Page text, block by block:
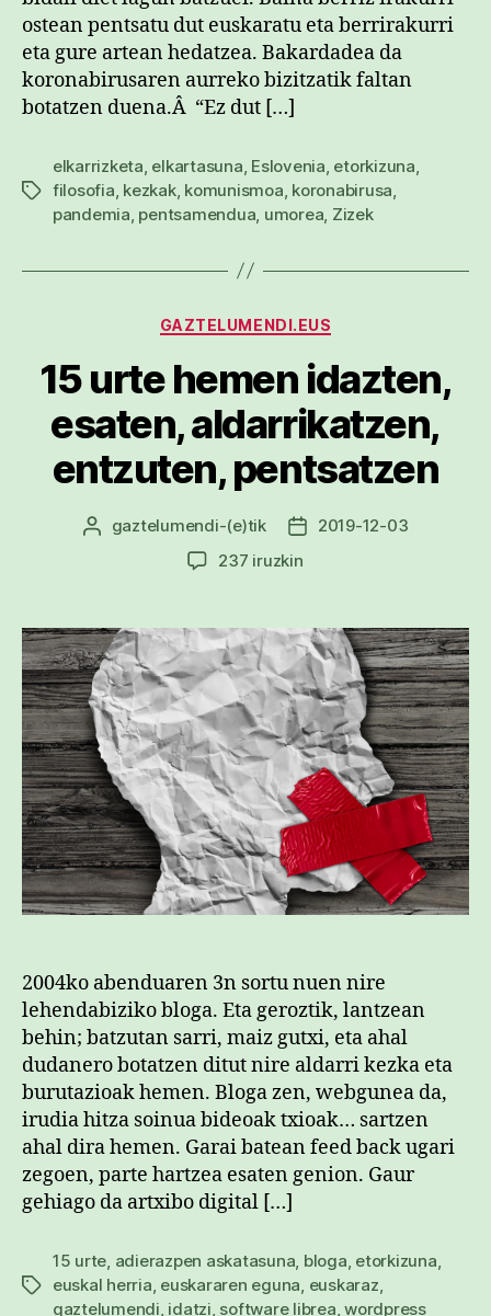
ostean pentsatu dut euskaratu eta berrirakurri
eta gure artean hedatzea. Bakardadea da
koronabirusaren aurreko bizitzatik faltan
botatzen duena.Â “Ez dut […]
Etiketak
elkarrizketa, elkartasuna, Eslovenia, etorkizuna,
filosofia, kezkak, komunismoa, koronabirusa,
pandemia, pentsamendua, umorea, Zizek
Kategoriak
GAZTELUMENDI.EUS
15 urte hemen idazten,
esaten, aldarrikatzen,
entzuten, pentsatzen
Argitalpenaren
gaztelumendi-(e)tik
Argitalpenaren
2019-12-03
237 iruzkin15
idazten,
esaten,
aldarrikatzen,
entzuten,
pentsatzen
sarreran
2004ko abenduaren 3n sortu nuen nire
lehendabiziko bloga. Eta geroztik, lantzean
behin; batzutan sarri, maiz gutxi, eta ahal
dudanero botatzen ditut nire aldarri kezka eta
burutazioak hemen. Bloga zen, webgunea da,
irudia hitza soinua bideoak txioak… sartzen
ahal dira hemen. Garai batean feed back ugari
zegoen, parte hartzea esaten genion. Gaur
gehiago da artxibo digital […]
Etiketak
15 urte adierazpen askatasuna bloga etorkizuna
euskal herria euskararen eguna euskaraz
gaztelumendi idatzi software librea ,wordpress